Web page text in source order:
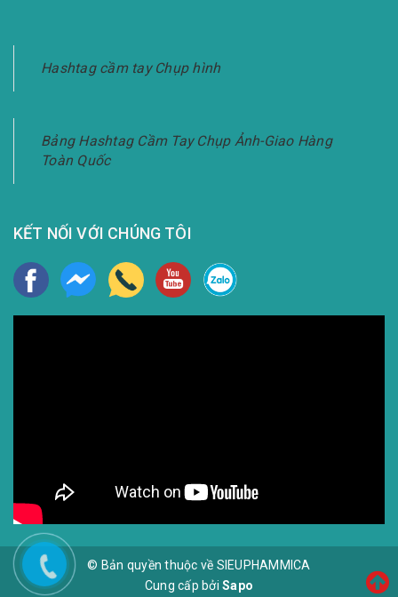
Hashtag cầm tay Chụp hình
Bảng Hashtag Cầm Tay Chụp Ảnh-Giao Hàng
Toàn Quốc
KẾT NỐI VỚI CHÚNG TÔI
© Bản quyền thuộc về SIEUPHAMMICA
Cung cấp bởiSapo